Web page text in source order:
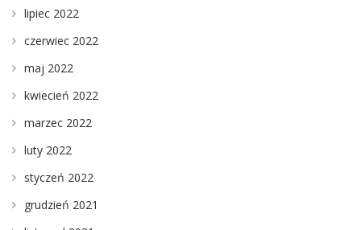
lipiec 2022
czerwiec 2022
maj 2022
kwiecień 2022
marzec 2022
luty 2022
styczeń 2022
grudzień 2021